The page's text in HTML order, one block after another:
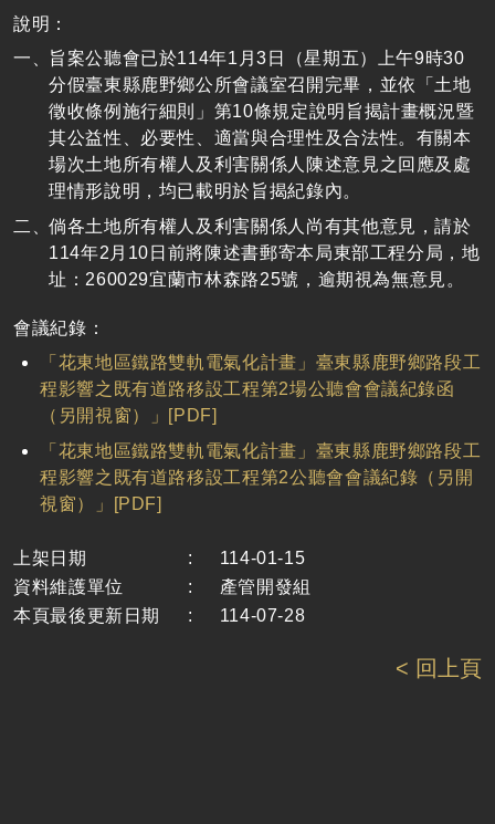
說明：
旨案公聽會已於114年1月3日（星期五）上午9時30
分假臺東縣鹿野鄉公所會議室召開完畢，並依「土地
徵收條例施行細則」第10條規定說明旨揭計畫概況暨
其公益性、必要性、適當與合理性及合法性。有關本
場次土地所有權人及利害關係人陳述意見之回應及處
理情形說明，均已載明於旨揭紀錄內。
倘各土地所有權人及利害關係人尚有其他意見，請於
114年2月10日前將陳述書郵寄本局東部工程分局，地
址：260029宜蘭市林森路25號，逾期視為無意見。
會議紀錄：
「花東地區鐵路雙軌電氣化計畫」臺東縣鹿野鄉路段工
程影響之既有道路移設工程第2場公聽會會議紀錄函
（另開視窗）」[PDF]
「花東地區鐵路雙軌電氣化計畫」臺東縣鹿野鄉路段工
程影響之既有道路移設工程第2公聽會會議紀錄（另開
視窗）」[PDF]
上架日期 :
114-01-15
資料維護單位
:
產管開發組
本頁最後更新日期
: 114-07-28
< 回上頁